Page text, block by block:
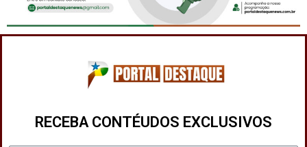
RECEBA CONTÉUDOS EXCLUSIVOS